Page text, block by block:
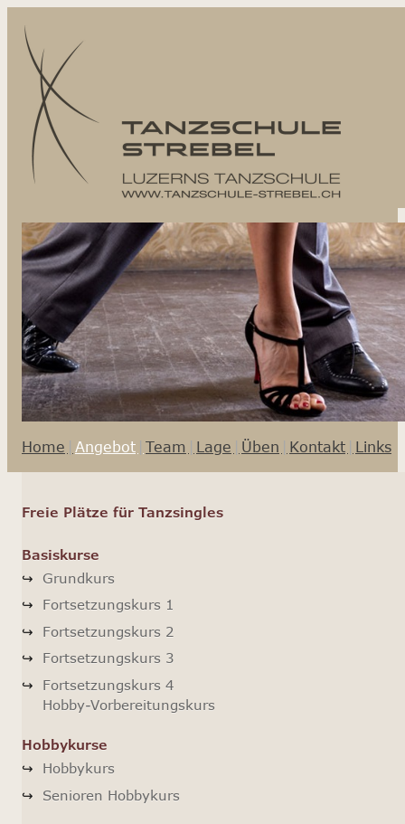
Home Angebot Team Lage Üben Kontakt Links
Freie Plätze für Tanzsingles
Basiskurse
Grundkurs
Fortsetzungskurs 1
Fortsetzungskurs 2
Fortsetzungskurs 3
Fortsetzungskurs 4
Hobby-Vorbereitungskurs
Hobbykurse
Hobbykurs
Senioren Hobbykurs